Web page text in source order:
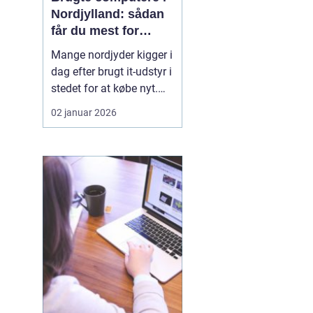
Nordjylland: sådan
får du mest for
pengene
Mange nordjyder kigger i
dag efter brugt it-udstyr i
stedet for at købe nyt.
Priserne på nye
computere er høje, og
En god brugt maskine
kan derfor være en
smart genvej til høj
ydelse ude...
02 januar 2026